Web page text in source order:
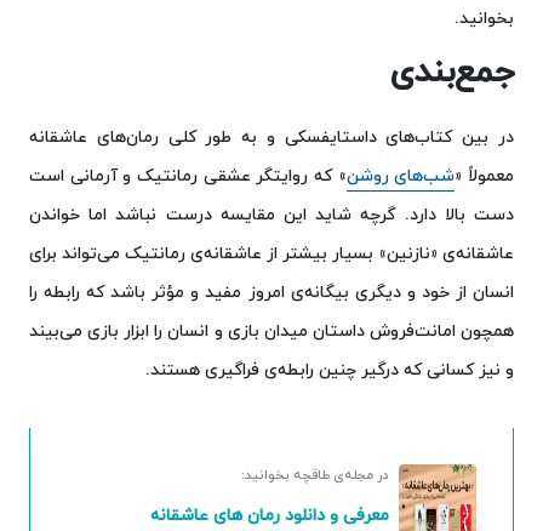
بخوانید.
جمع‌بندی
در بین کتاب‌های داستایفسکی و به طور کلی رمان‌های عاشقانه
معمولاً «شب‌های روشن» که روایتگر عشقی رمانتیک و آرمانی است
دست بالا دارد. گرچه شاید این مقایسه درست نباشد اما خواندن
عاشقانه‌ی «نازنین» بسیار بیشتر از عاشقانه‌ی رمانتیک می‌تواند برای
انسان از خود و دیگری بیگانه‌ی امروز مفید و مؤثر باشد که رابطه را
همچون امانت‌فروش داستان میدان بازی و انسان را ابزار بازی می‌بیند
و نیز کسانی که درگیر چنین رابطه‌ی فراگیری هستند.
در مجله‌ی طاقچه بخوانید:
معرفی و دانلود رمان های عاشقانه